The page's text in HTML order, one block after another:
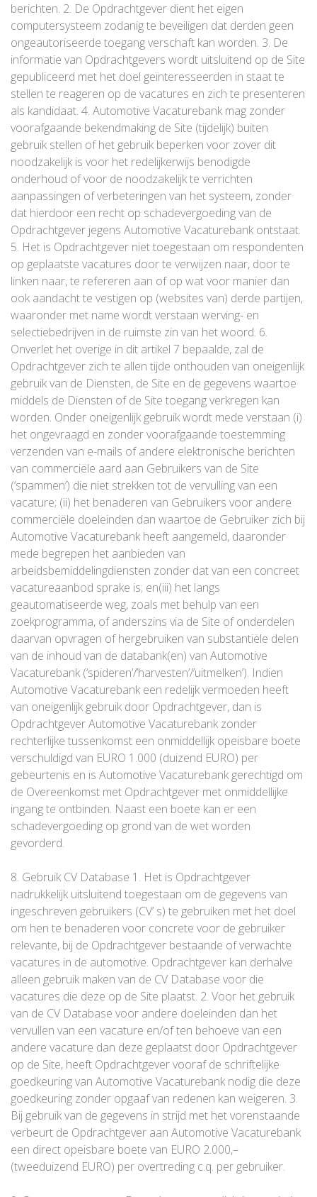
berichten. 2. De Opdrachtgever dient het eigen
computersysteem zodanig te beveiligen dat derden geen
ongeautoriseerde toegang verschaft kan worden. 3. De
informatie van Opdrachtgevers wordt uitsluitend op de Site
gepubliceerd met het doel geïnteresseerden in staat te
stellen te reageren op de vacatures en zich te presenteren
als kandidaat. 4. Automotive Vacaturebank mag zonder
voorafgaande bekendmaking de Site (tijdelijk) buiten
gebruik stellen of het gebruik beperken voor zover dit
noodzakelijk is voor het redelijkerwijs benodigde
onderhoud of voor de noodzakelijk te verrichten
aanpassingen of verbeteringen van het systeem, zonder
dat hierdoor een recht op schadevergoeding van de
Opdrachtgever jegens Automotive Vacaturebank ontstaat.
5. Het is Opdrachtgever niet toegestaan om respondenten
op geplaatste vacatures door te verwijzen naar, door te
linken naar, te refereren aan of op wat voor manier dan
ook aandacht te vestigen op (websites van) derde partijen,
waaronder met name wordt verstaan werving- en
selectiebedrijven in de ruimste zin van het woord. 6.
Onverlet het overige in dit artikel 7 bepaalde, zal de
Opdrachtgever zich te allen tijde onthouden van oneigenlijk
gebruik van de Diensten, de Site en de gegevens waartoe
middels de Diensten of de Site toegang verkregen kan
worden. Onder oneigenlijk gebruik wordt mede verstaan (i)
het ongevraagd en zonder voorafgaande toestemming
verzenden van e-mails of andere elektronische berichten
van commerciële aard aan Gebruikers van de Site
(‘spammen’) die niet strekken tot de vervulling van een
vacature; (ii) het benaderen van Gebruikers voor andere
commerciële doeleinden dan waartoe de Gebruiker zich bij
Automotive Vacaturebank heeft aangemeld, daaronder
mede begrepen het aanbieden van
arbeidsbemiddelingdiensten zonder dat van een concreet
vacatureaanbod sprake is; en(iii) het langs
geautomatiseerde weg, zoals met behulp van een
zoekprogramma, of anderszins via de Site of onderdelen
daarvan opvragen of hergebruiken van substantiële delen
van de inhoud van de databank(en) van Automotive
Vacaturebank (‘spideren’/’harvesten’/’uitmelken’). Indien
Automotive Vacaturebank een redelijk vermoeden heeft
van oneigenlijk gebruik door Opdrachtgever, dan is
Opdrachtgever Automotive Vacaturebank zonder
rechterlijke tussenkomst een onmiddellijk opeisbare boete
verschuldigd van EURO 1.000 (duizend EURO) per
gebeurtenis en is Automotive Vacaturebank gerechtigd om
de Overeenkomst met Opdrachtgever met onmiddellijke
ingang te ontbinden. Naast een boete kan er een
schadevergoeding op grond van de wet worden
gevorderd.
8. Gebruik CV Database 1. Het is Opdrachtgever
nadrukkelijk uitsluitend toegestaan om de gegevens van
ingeschreven gebruikers (CV’ s) te gebruiken met het doel
om hen te benaderen voor concrete voor de gebruiker
relevante, bij de Opdrachtgever bestaande of verwachte
vacatures in de automotive. Opdrachtgever kan derhalve
alleen gebruik maken van de CV Database voor die
vacatures die deze op de Site plaatst. 2. Voor het gebruik
van de CV Database voor andere doeleinden dan het
vervullen van een vacature en/of ten behoeve van een
andere vacature dan deze geplaatst door Opdrachtgever
op de Site, heeft Opdrachtgever vooraf de schriftelijke
goedkeuring van Automotive Vacaturebank nodig die deze
goedkeuring zonder opgaaf van redenen kan weigeren. 3.
Bij gebruik van de gegevens in strijd met het vorenstaande
verbeurt de Opdrachtgever aan Automotive Vacaturebank
een direct opeisbare boete van EURO 2.000,–
(tweeduizend EURO) per overtreding c.q. per gebruiker.